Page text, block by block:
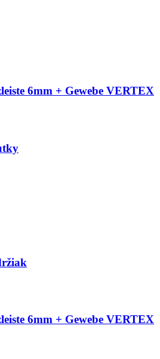
6mm + Gewebe VERTEX
6mm + Gewebe VERTEX